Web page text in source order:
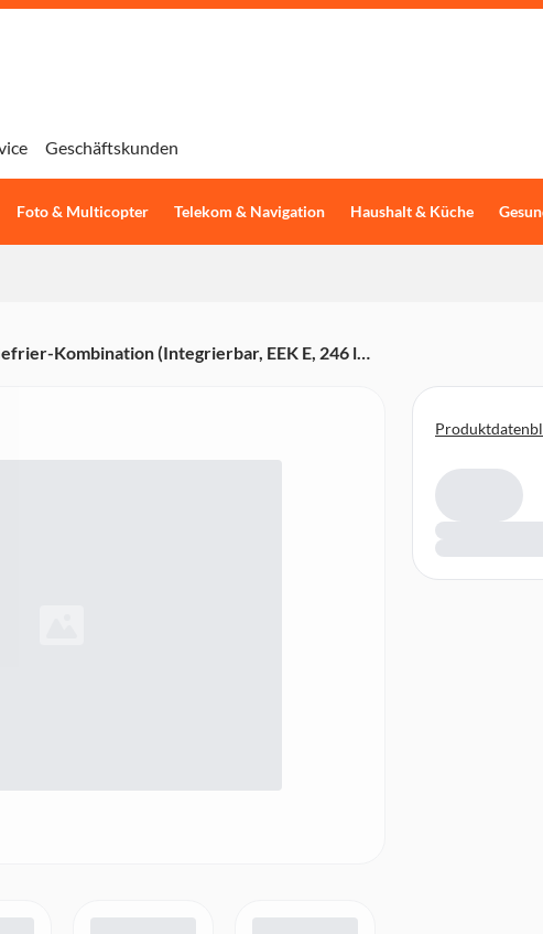
Foto & Multicopter Telekom & Navigation Haushalt & Küche
Geschäftskunden
Kombination (Integrierbar, EEK E, 246 l